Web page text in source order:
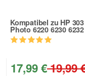
Kompatibel zu HP
Photo 6220 6230
17,99 €19,99